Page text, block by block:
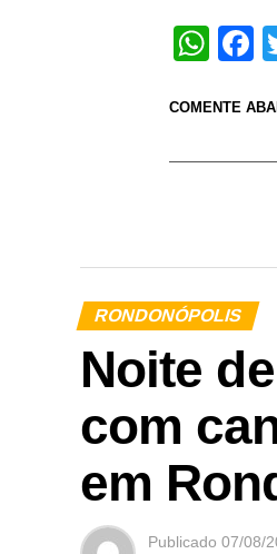
COMENTE
RONDONÓPOLIS
Noite
com
em
Publicado 07/08/